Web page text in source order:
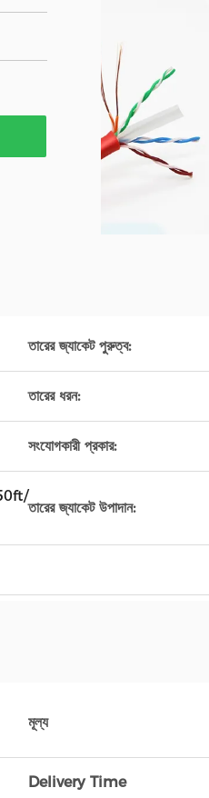
তারের জ্যাকেট পুরুত্ব:
তারের ধরন:
সংযোগকারী প্রকার:
তারের জ্যাকেট উপাদান:
মূল্য
Delivery Time